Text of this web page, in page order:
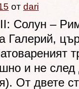
от dari
Солун –
Галерий,
и не след
От двете